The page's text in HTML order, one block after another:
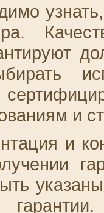
и
и